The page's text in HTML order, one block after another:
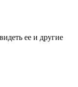
ее и другие